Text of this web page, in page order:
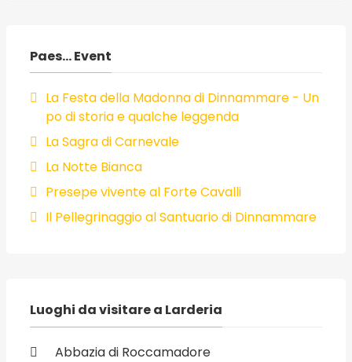
Paes... Event
La Festa della Madonna di Dinnammare - Un
po di storia e qualche leggenda
La Sagra di Carnevale
La Notte Bianca
Presepe vivente al Forte Cavalli
Il Pellegrinaggio al Santuario di Dinnammare
Luoghi da visitare a Larderia
Abbazia di Roccamadore